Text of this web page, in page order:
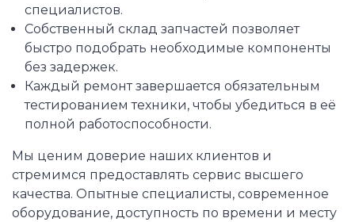
специалистов.
Собственный склад запчастей позволяет
быстро подобрать необходимые компоненты
без задержек.
Каждый ремонт завершается обязательным
тестированием техники, чтобы убедиться в её
полной работоспособности.
Мы ценим доверие наших клиентов и
стремимся предоставлять сервис высшего
качества. Опытные специалисты, современное
оборудование, доступность по времени и месту